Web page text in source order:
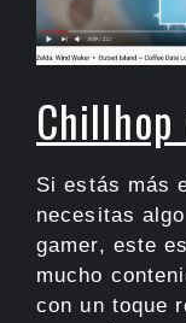
Si estás más
necesitas
gamer, este
mucho
con un toque